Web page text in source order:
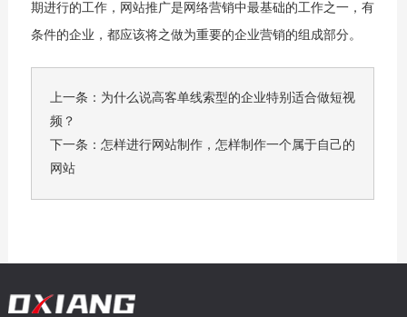
期进行的工作，网站推广是网络营销中最基础的工作之一，有
条件的企业，都应该将之做为重要的企业营销的组成部分。
上一条： 为什么说高客单线索型的企业特别适合做短视
频？
下一条： 怎样进行网站制作，怎样制作一个属于自己的
网站